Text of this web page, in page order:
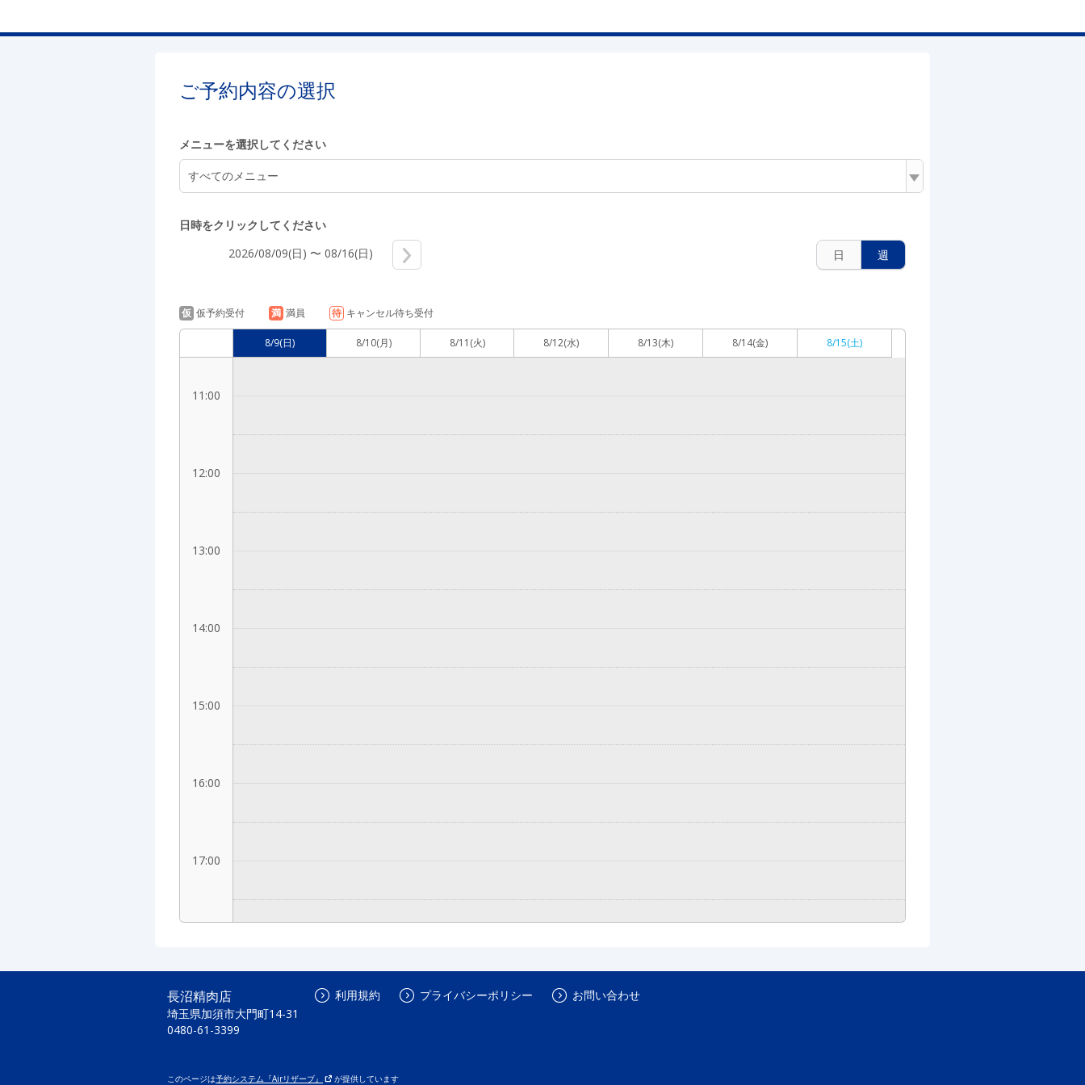
ご予約内容の選択
メニューを選択してください
すべてのメニュー
日時をクリックしてください
日
週
2026/08/09(日) 〜 08/16(日)
仮 仮予約受付 満 満員 待 キャンセル待ち受付
8/9(日) 8/10(月) 8/11 (火) 8/12(水) 8/13(木) 8/14(金) 8/15(土)
7:00
8:00
10:00
11:00
12:00
13:00
14:00
15:00
16:00
17:00
19:00
長沼精肉店
埼玉県加須市大門町14-31
0480-61-3399
利用規約 プライバシーポリシー お問い合わせ
このページは予約システム『Airリザーブ』 が提供しています